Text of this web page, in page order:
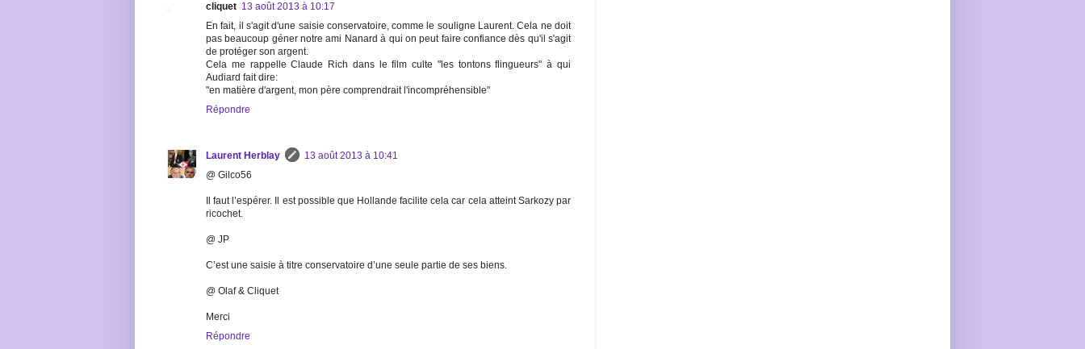
cliquet 13 août 2013 à 10:17
En fait, il s'agit d'une saisie conservatoire, comme le souligne Laurent. Cela ne doit
pas beaucoup géner notre ami Nanard à qui on peut faire confiance dès qu'il s'agit
de protéger son argent.
Cela me rappelle Claude Rich dans le film culte "les tontons flingueurs" à qui
Audiard fait dire:
"en matière d'argent, mon père comprendrait l'incompréhensible"
Répondre
Laurent Herblay
13 août 2013 à 10:41
@ Gilco56
Il faut l’espérer. Il est possible que Hollande facilite cela car cela atteint Sarkozy par
ricochet.
@ JP
C’est une saisie à titre conservatoire d’une seule partie de ses biens.
@ Olaf & Cliquet
Merci
Répondre